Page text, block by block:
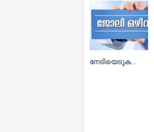
നേടിയെടുക…